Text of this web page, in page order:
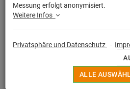
Harry Potter D-Stage PVC Diorama
Version 15
62,99 € *
Messung erfolgt anonymisiert.
Weitere Infos
Privatsphäre und Datenschutz -
ALLE